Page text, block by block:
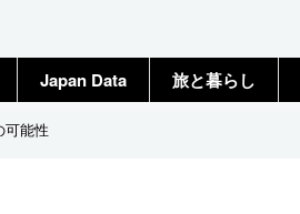
Japan Data 旅と暮らし
可能性